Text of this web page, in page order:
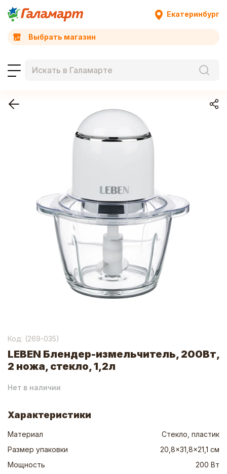
Екатеринбург
Выбрать магазин
Код: (269-035)
LEBEN Блендер-измельчитель, 200Вт,
2 ножа, стекло, 1,2л
Нет в наличии
Характеристики
Материал
Стекло, пластик
Размер упаковки
20,8x31,8x21,1 см
Мощность
200 Вт